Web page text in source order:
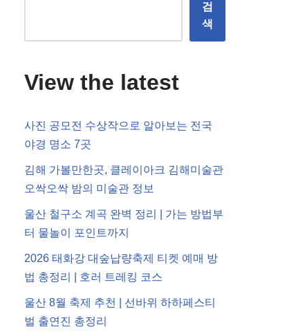
검
색
View the latest
사진 공모전 수상작으로 알아보는 전국
야경 명소 7곳
김해 가볼만한곳, 클레이아크 김해미술관
오싹오싹 밤의 미술관 정보
울산 철구소 계곡 완벽 정리 | 가는 방법부
터 물놀이 포인트까지
2026 태화강 대숲납량축제 티켓 예매 방
법 총정리 | 호러 트레킹 코스
울산 8월 축제 추천 | 선바위 하하페스티
벌 출연진 총정리